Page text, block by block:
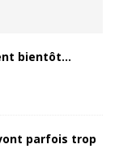
bientôt…
parfois trop